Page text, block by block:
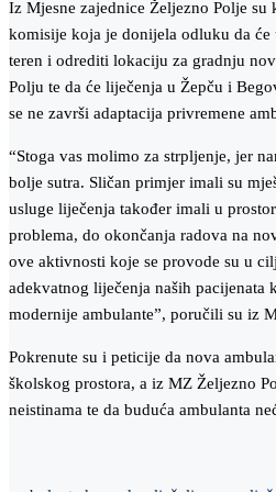
Iz Mjesne zajednice Željezno Polje su
komisije koja je donijela odluku da će
teren i odrediti lokaciju za gradnju
Polju te da će liječenja u Žepču i
se ne završi adaptacija privremene
“Stoga vas molimo za strpljenje, jer
bolje sutra. Sličan primjer imali su
usluge liječenja također imali u
problema, do okončanja radova na
ove aktivnosti koje se provode su u
adekvatnog liječenja naših pacijenata
modernije ambulante”, poručili su iz
Pokrenute su i peticije da nova
školskog prostora, a iz MZ Željezno
neistinama te da buduća ambulanta